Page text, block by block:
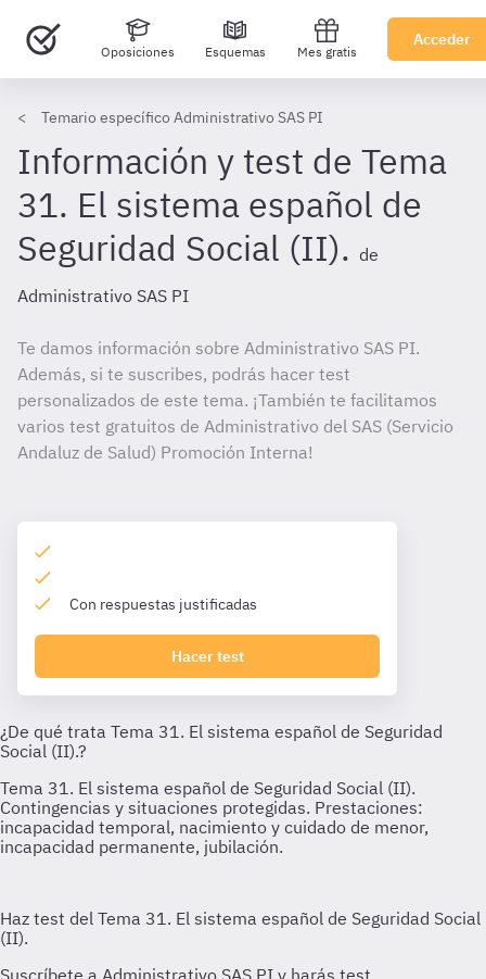
Oposiciones Esquemas Mes gratis
Acceder
Temario específico Administrativo SAS PI
Información y test de Tema
31. El sistema español de
Seguridad Social (II). de
Administrativo SAS PI
Te damos información sobre Administrativo SAS PI.
Además, si te suscribes, podrás hacer test
personalizados de este tema. ¡También te facilitamos
varios test gratuitos de Administrativo del SAS (Servicio
Andaluz de Salud) Promoción Interna!
Con respuestas justificadas
Hacer test